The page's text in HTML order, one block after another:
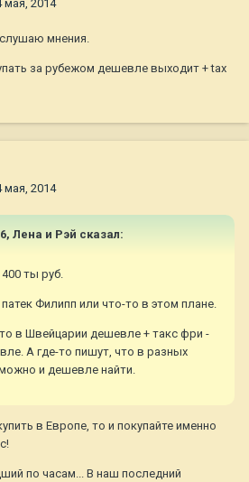
мая, 2014
мнения.
за рубежом дешевле выходит + tax
мая, 2014
Лена и Рэй сказал:
ты руб.
Филипп или что-то в этом плане.
в Швейцарии дешевле + такс фри -
А где-то пишут, что в разных
и дешевле найти.
в Европе, то и покупайте именно
по часам... В наш последний